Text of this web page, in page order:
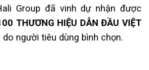
Group đã vinh dự nhận được
THƯƠNG HIỆU DẪN ĐẦU VIỆT
do người tiêu dùng bình chọn.